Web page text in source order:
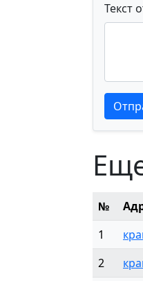
Текст
Текст
Текст
№
1
2